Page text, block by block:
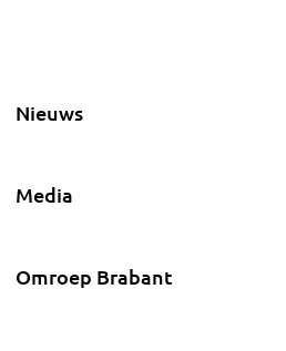
Nieuws
Media
Omroep Brabant